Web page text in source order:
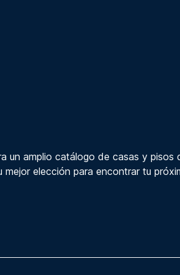
un amplio catálogo de casas y pisos
elección para encontrar tu